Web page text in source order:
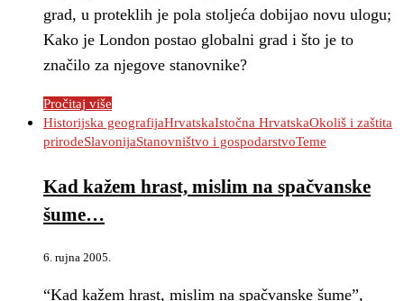
grad, u proteklih je pola stoljeća dobijao novu ulogu;
Kako je London postao globalni grad i što je to
značilo za njegove stanovnike?
Pročitaj više
Historijska geografijaHrvatskaIstočna HrvatskaOkoliš i zaštita
prirodeSlavonijaStanovništvo i gospodarstvoTeme
Kad kažem hrast, mislim na spačvanske
šume…
6. rujna 2005.
“Kad kažem hrast, mislim na spačvanske šume”,